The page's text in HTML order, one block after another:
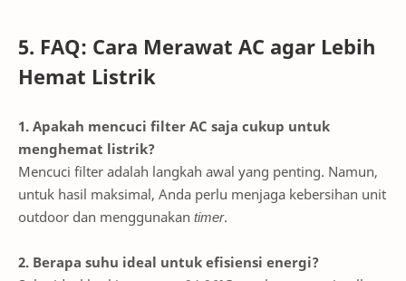
5. FAQ: Cara Merawat AC agar Lebih
Hemat Listrik
1. Apakah mencuci filter AC saja cukup untuk
menghemat listrik?
Mencuci filter adalah langkah awal yang penting. Namun,
untuk hasil maksimal, Anda perlu menjaga kebersihan unit
outdoor dan menggunakan timer.
2. Berapa suhu ideal untuk efisiensi energi?